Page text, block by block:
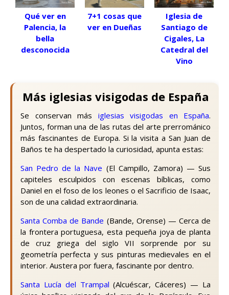
Qué ver en
Palencia, la
bella
desconocida
7+1 cosas que
ver en Dueñas
Iglesia de
Santiago de
Cigales, La
Catedral del
Vino
Más iglesias visigodas de España
Se conservan más iglesias visigodas en España.
Juntos, forman una de las rutas del arte prerrománico
más fascinantes de Europa. Si la visita a San Juan de
Baños te ha despertado la curiosidad, apunta estas:
San Pedro de la Nave (El Campillo, Zamora) — Sus
capiteles esculpidos con escenas bíblicas, como
Daniel en el foso de los leones o el Sacrificio de Isaac,
son de una calidad extraordinaria.
Santa Comba de Bande (Bande, Orense) — Cerca de
la frontera portuguesa, esta pequeña joya de planta
de cruz griega del siglo VII sorprende por su
geometría perfecta y sus pinturas medievales en el
interior. Austera por fuera, fascinante por dentro.
Santa Lucía del Trampal (Alcuéscar, Cáceres) — La